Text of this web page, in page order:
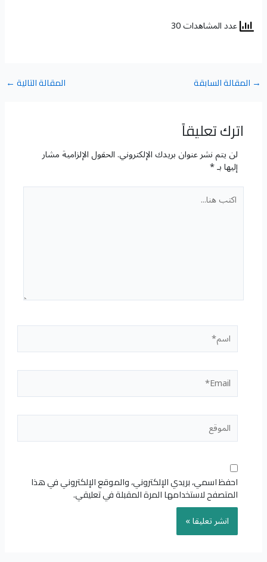
عدد المشاهدات 30
→ المقالة السابقة المقالة التالية ←
اترك تعليقاً
لن يتم نشر عنوان بريدك الإلكتروني.الحقول الإلزامية مشار
إليها بـ*
اكتب
هنا...
Email*
الموقع
احفظ اسمي، بريدي الإلكتروني، والموقع الإلكتروني في هذا
المتصفح لاستخدامها المرة المقبلة في تعليقي.